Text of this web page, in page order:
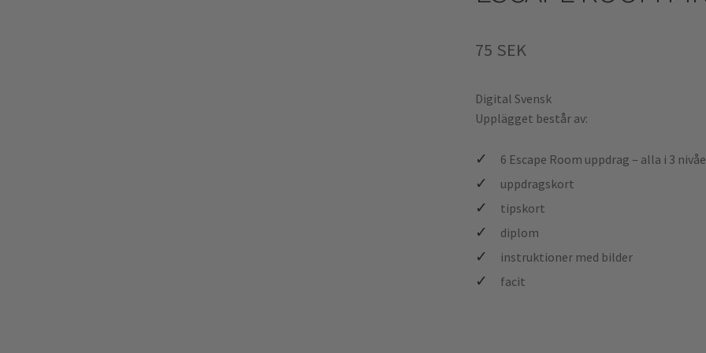
75 SEK
Digital Svensk
Upplägget består av:
6 Escape Room uppdrag – alla i 3
uppdragskort
tipskort
diplom
instruktioner med bilder
facit